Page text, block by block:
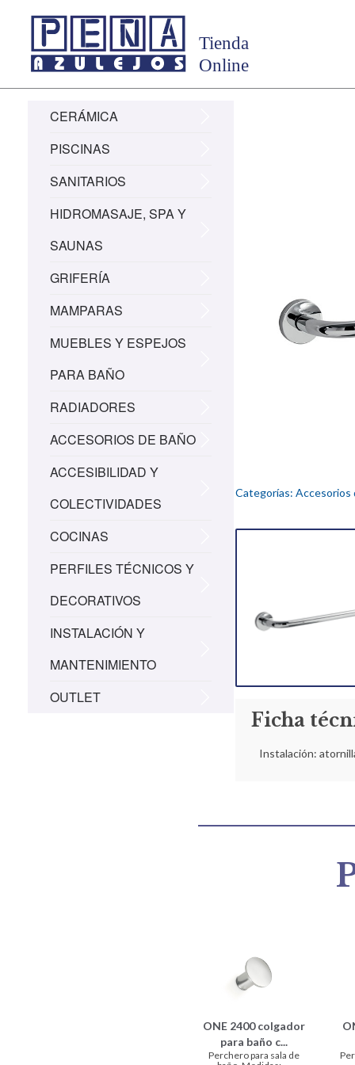
CERÁMICA
PISCINAS
SANITARIOS
HIDROMASAJE, SPA Y
SAUNAS
GRIFERÍA
MAMPARAS
MUEBLES Y ESPEJOS
PARA BAÑO
RADIADORES
ACCESORIOS DE BAÑO
ACCESIBILIDAD Y
COLECTIVIDADES
COCINAS
PERFILES TÉCNICOS Y
DECORATIVOS
INSTALACIÓN Y
MANTENIMIENTO
OUTLET
Categorías: Accesorios
Ficha
Instalación:
ONE 2400 colgador
para baño c...
Perchero para sala de